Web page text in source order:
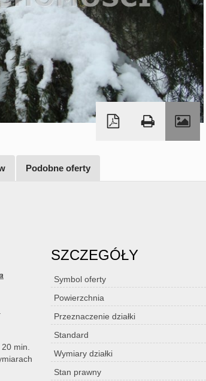
Podobne oferty
min.
SZCZEGÓŁY
Symbol oferty
Powierzchnia
Przeznaczenie działki
Standard
Wymiary działki
Stan prawny